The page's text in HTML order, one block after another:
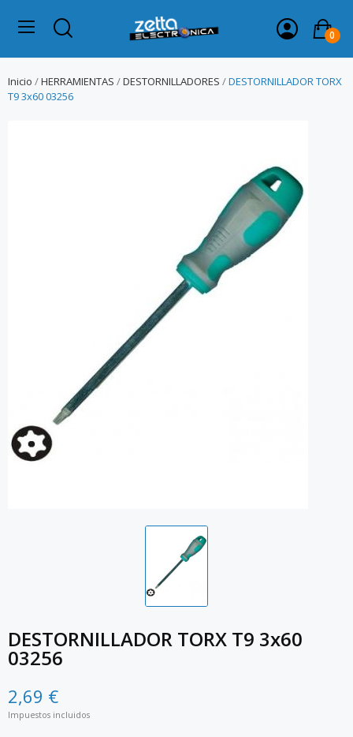
0
Inicio HERRAMIENTAS DESTORNILLADORES
DESTORNILLADOR TORX
T9 3x60 03256
DESTORNILLADOR TORX T9 3x60
03256
2,69 €
Impuestos incluidos